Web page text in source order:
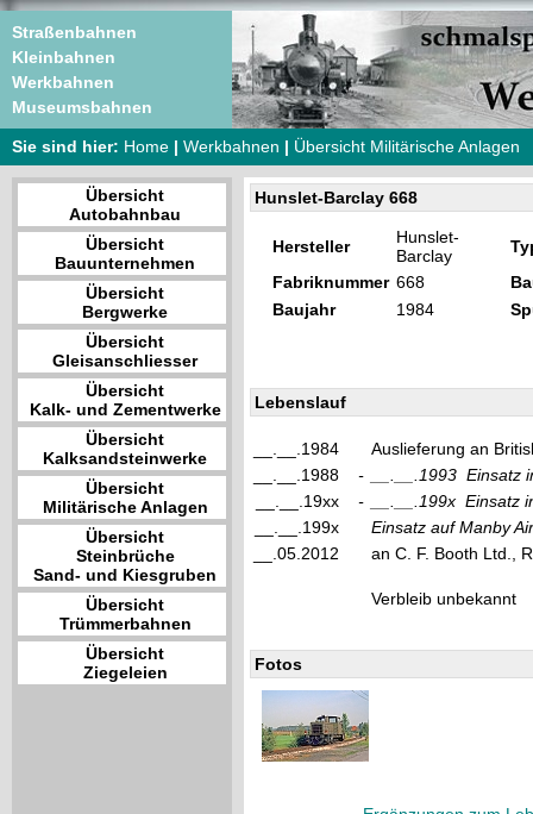
Straßenbahnen
Kleinbahnen
Werkbahnen
Museumsbahnen
Sie sind hier: Home | Werkbahnen | Übersicht Militärische Anlagen
Übersicht
Autobahnbau
Übersicht
Bauunternehmen
Übersicht
Bergwerke
Übersicht
Gleisanschliesser
Übersicht
Kalk- und Zementwerke
Übersicht
Kalksandsteinwerke
Übersicht
Militärische Anlagen
Übersicht
Steinbrüche
Sand- und Kiesgruben
Übersicht
Trümmerbahnen
Übersicht
Ziegeleien
Hunslet-Barclay 668
Hersteller
Hunslet-
Barclay
Fabriknummer 668
Baujahr
1984
Lebenslauf
__.__.1984
Auslieferung an
__.__.1988
- __.__.1993 Einsatz
__.__.19xx
- __.__.199x Einsatz
__.__.199x
Einsatz auf Manby
__.05.2012
an C. F. Booth Ltd.,
Verbleib unbekannt
Fotos